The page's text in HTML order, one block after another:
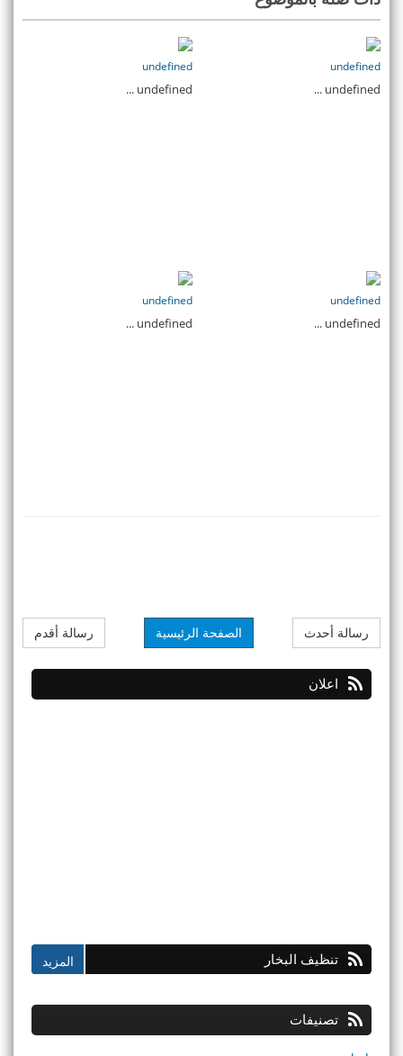
undefined
undefined ...
undefined
undefined ...
undefined
undefined ...
undefined
undefined ...
رسالة أحدث رسالة أقدم الصفحة الرئيسية
اعلان
تنظيف البخار
تصنيفات